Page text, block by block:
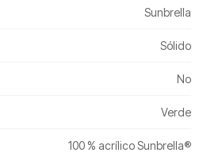
Sunbrella
Sólido
No
Verde
100 % acrílico Sunbrella®